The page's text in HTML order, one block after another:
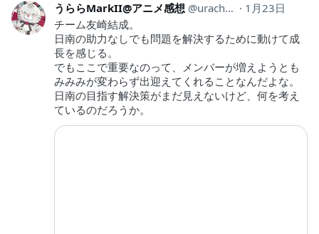
うららMarkII@アニメ感想 urachan_mark2
1月23日
チーム友崎結成。
日南の助力なしでも問題を解決するために動けて成
長を感じる。
でもここで重要なのって、メンバーが増えようとも
みみみが変わらず出迎えてくれることなんだよな。
日南の目指す解決策がまだ見えないけど、何を考え
ているのだろうか。